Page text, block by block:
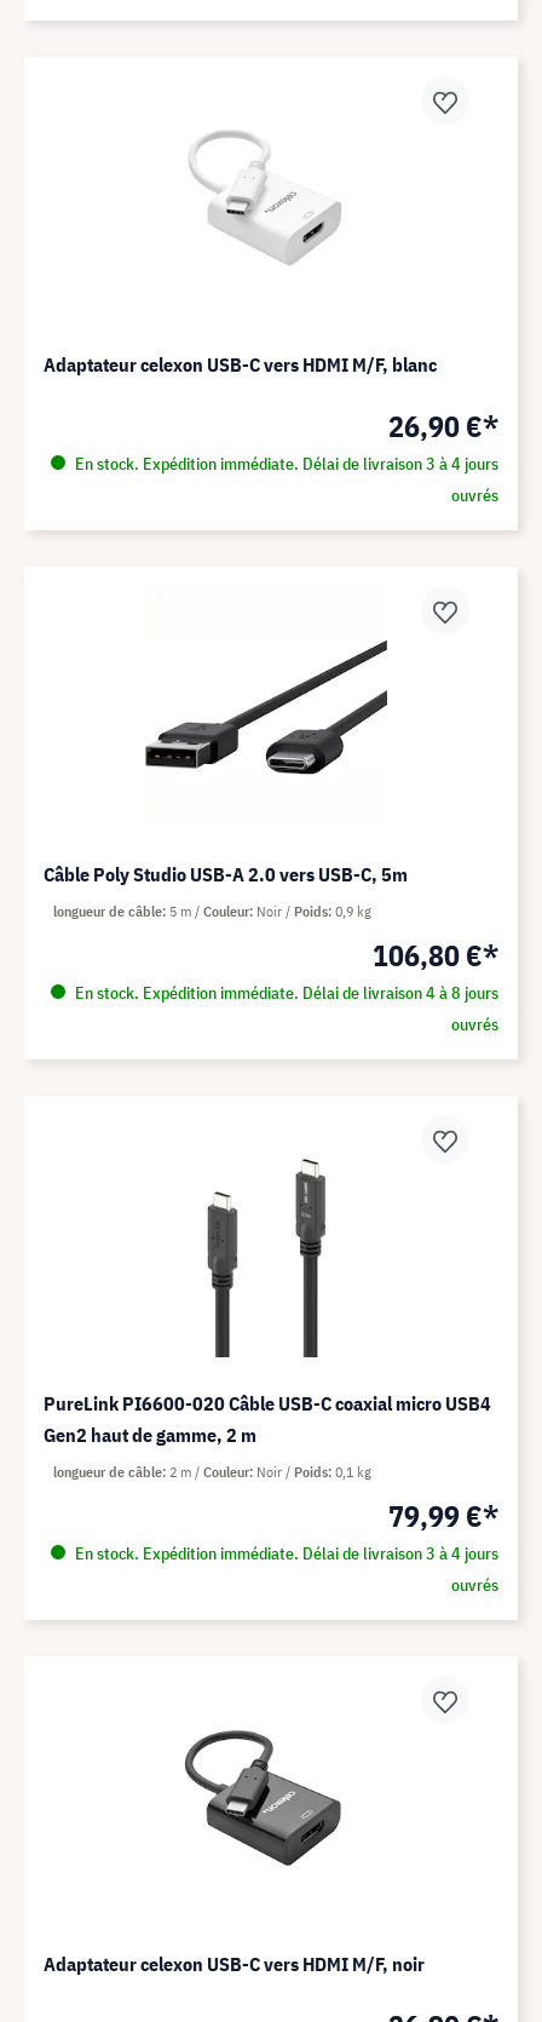
Adaptateur celexon USB-C vers HDMI M/F, blanc
26,90 €*
En stock. Expédition immédiate. Délai de livraison 3 à 4 jours
ouvrés
Câble Poly Studio USB-A 2.0 vers USB-C, 5m
106,80 €*
En stock. Expédition immédiate. Délai de livraison 4 à 8 jours
ouvrés
longueur de câble 5 m Couleur Noir Poids 0,9 kg
PureLink PI6600-020 Câble USB-C coaxial micro USB4
Gen2 haut de gamme, 2 m
79,99 €*
En stock. Expédition immédiate. Délai de livraison 3 à 4 jours
ouvrés
longueur de câble 2 m Couleur Noir Poids 0,1 kg
Adaptateur celexon USB-C vers HDMI M/F, noir